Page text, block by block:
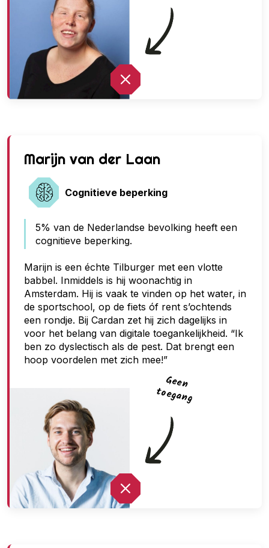
G
e
o
e
g
a
n
g
Marijn van der Laan
Cognitieve beperking
5% van de Nederlandse bevolking heeft een
cognitieve beperking.
Marijn is een échte Tilburger met een vlotte
babbel. Inmiddels is hij woonachtig in
Amsterdam. Hij is vaak te vinden op het water, in
de sportschool, op de fiets óf rent s’ochtends
een rondje. Bij Cardan zet hij zich dagelijks in
voor het belang van digitale toegankelijkheid. “Ik
ben zo dyslectisch als de pest. Dat brengt een
hoop voordelen met zich mee!”
G
een
toegan
g